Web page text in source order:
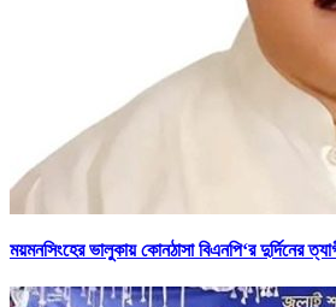
ময়মনসিংহের ভালুকায় কোনঠাসা বিএনপি‘র দুর্দিনের